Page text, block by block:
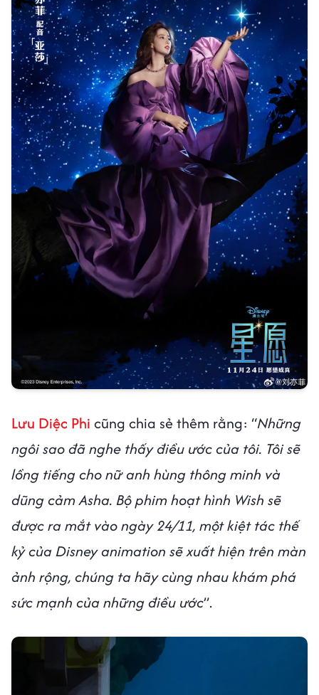
Lưu Diệc Phi cũng chia sẻ thêm rằng: “Những
ngôi sao đã nghe thấy điều ước của tôi. Tôi sẽ
lồng tiếng cho nữ anh hùng thông minh và
dũng cảm Asha. Bộ phim hoạt hình Wish sẽ
được ra mắt vào ngày 24/11, một kiệt tác thế
kỷ của Disney animation sẽ xuất hiện trên màn
ảnh rộng, chúng ta hãy cùng nhau khám phá
sức mạnh của những điều ước”.